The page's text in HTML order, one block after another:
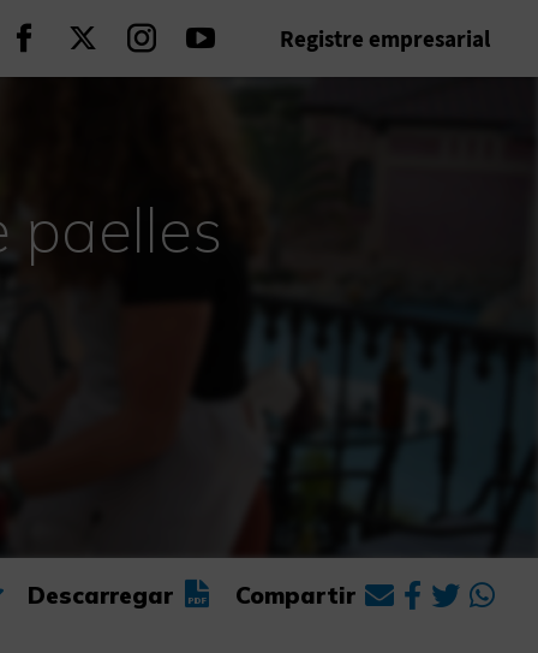
Seguir en Facebook
Seguir en Twitter
Seguir en Instagram
Seguir en Youtube
Registre empresarial
paelles
Descarregar Compartir